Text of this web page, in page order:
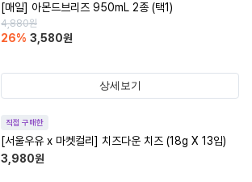
[매일] 아몬드브리즈 950mL 2종 (택1)
4,880원
26% 3,580원
상세보기
직접 구매한
[서울우유 x 마켓컬리] 치즈다운 치즈 (18g X 13입)
3,980원